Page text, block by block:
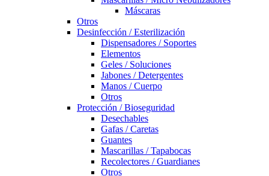
Máscaras
Otros
Desinfección / Esterilización
Dispensadores / Soportes
Elementos
Geles / Soluciones
Jabones / Detergentes
Manos / Cuerpo
Otros
Protección / Bioseguridad
Desechables
Gafas / Caretas
Guantes
Mascarillas / Tapabocas
Recolectores / Guardianes
Otros